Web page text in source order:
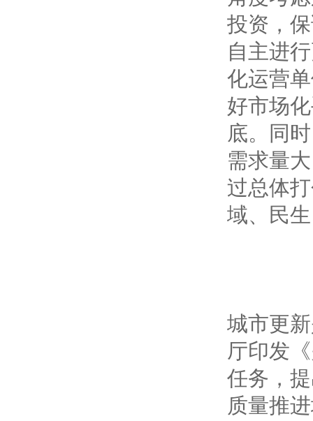
投资，
自主进
化运营
好市场
底。同
需求量
过总体
域、民
城市更
厅印发
任务，
质量推